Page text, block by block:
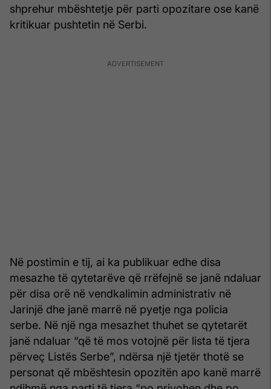
shprehur mbështetje për parti opozitare ose kanë
kritikuar pushtetin në Serbi.
Në postimin e tij, ai ka publikuar edhe disa
mesazhe të qytetarëve që rrëfejnë se janë ndaluar
për disa orë në vendkalimin administrativ në
Jarinjë dhe janë marrë në pyetje nga policia
serbe. Në një nga mesazhet thuhet se qytetarët
janë ndaluar “që të mos votojnë për lista të tjera
përveç Listës Serbe”, ndërsa një tjetër thotë se
personat që mbështesin opozitën apo kanë marrë